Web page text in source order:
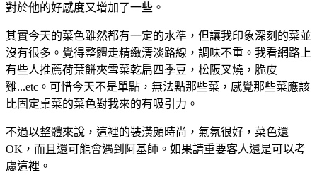
對於他的好感度又增加了一些。
其實今天的菜色雖然都有一定的水準，但讓我印象深刻的菜並
沒有很多。覺得整體走精緻清淡路線，調味不重。我看網路上
有些人推薦荷葉餅夾雪菜乾扁四季豆，松阪叉燒，脆皮
雞...etc。可惜今天不是單點，無法點那些菜，感覺那些菜應該
比固定桌菜的菜色對我來的有吸引力。
不過以整體來說，這裡的裝潢頗時尚，氣氛很好，菜色還
OK，而且還可能會遇到阿基師。如果請重要客人還是可以考
慮這裡。